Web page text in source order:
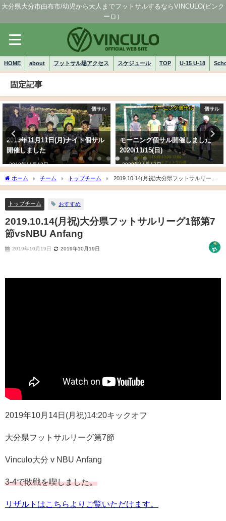
大分県大分市由布市/幼児から大人までフットサルするならVINCULO(ビンク
ーロ）
HOME about フットサル場アクセス スケジュール TOP U-15 U-18
固定記事
個サル
モーニング個サル開催しました
2020/11/15(日)
2020年11月17日
Verglanz Vinculo
【Div3,Div4】大分県フットサル
リーグ2021 第３節 結果
2021年10月10日
ホーム チーム トップチーム
2019.10.14(月祝)大分県フットサルリーグ1
部第7節vsNBU Anfang
トップチーム おすすめ
2019.10.14(月祝)大分県フットサルリーグ1部第7
節vsNBU Anfang
2019年10月19日 2019年10月19日
2019年10月14日(月祝)14:20キックオフ
大分県フットサルリーグ第7節
Vinculo大分 v NBU Anfang
3-4で敗戦を喫しました。
リザルトはこちらよりご覧いただけます。